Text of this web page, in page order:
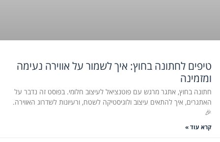
טיפים לחתונה בחוץ: איך לשמור על אווירה נעימה
ומזמינה
חתונה בחוץ, אתגר מרגש עם פוטנציאל לעיצוב חלומי. בפוסט זה נדבר על
האתגרים, איך להתאים עיצוב ולוגיסטיקה לשטח, ורעיונות לשדרוג האווירה.
🎉
קרא עוד »